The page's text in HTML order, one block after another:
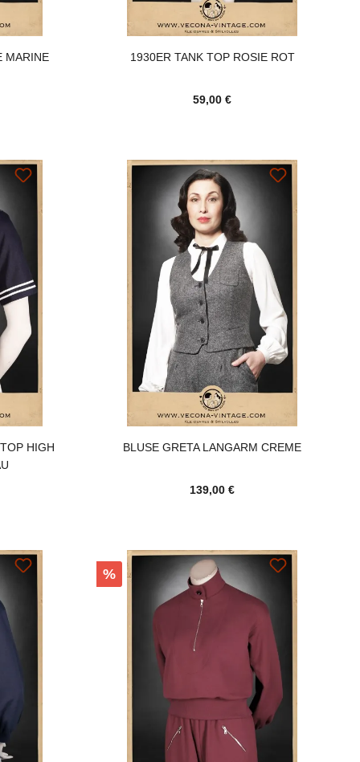
MARINE 1930ER TANK TOP ROSIE ROT
59,00 €
HIGH
BLUSE GRETA LANGARM CREME
139,00 €
Rabatt
%